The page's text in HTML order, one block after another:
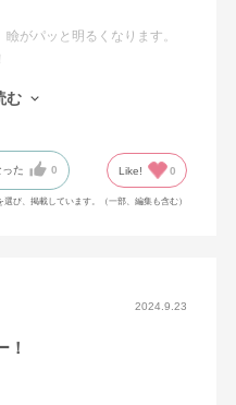
がパッと明るくなります。
色だけ買い足したり、コス
む
た 0 Like! 0
び、掲載しています。（一部、編集も含む）
2024.9.23
！